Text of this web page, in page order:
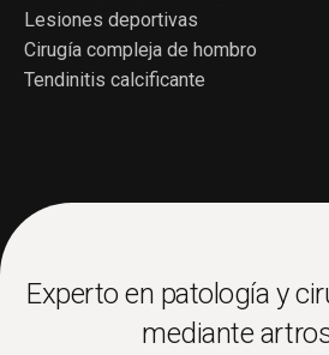
Lesiones deportivas
Cirugía compleja de hombro
Tendinitis calcificante
Experto en patología y
mediante